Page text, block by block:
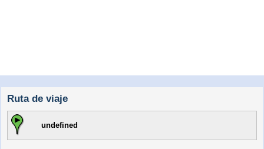
Ruta de viaje
undefined